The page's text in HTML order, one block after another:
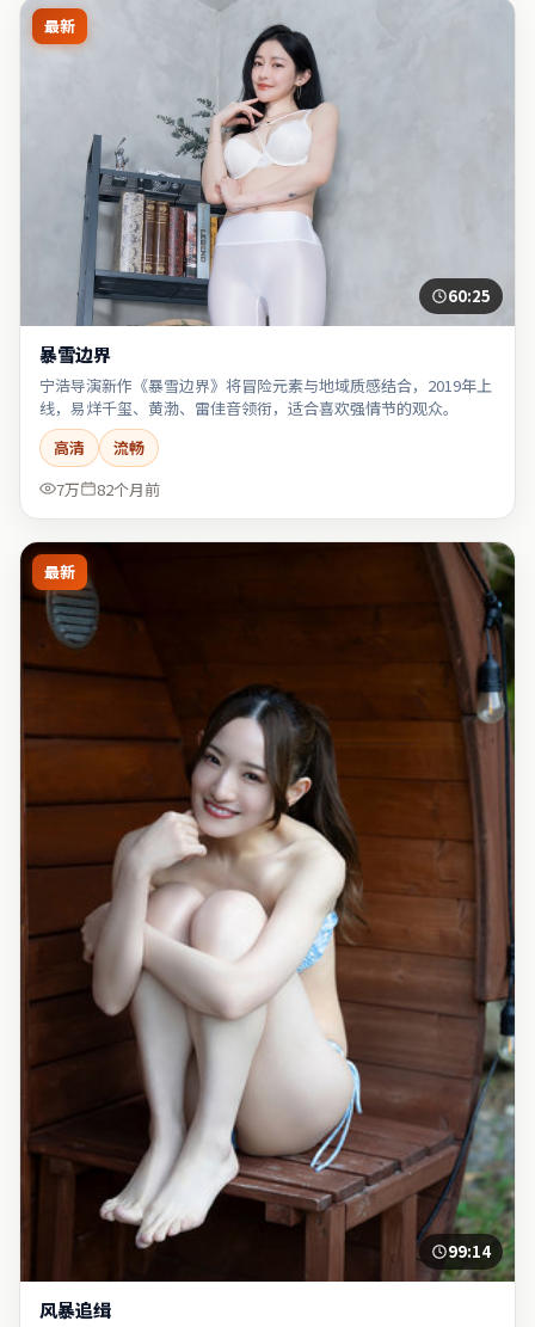
最新
60:25
暴雪边界
宁浩导演新作《暴雪边界》将冒险元素与地域质感结合，2019年上
线，易烊千玺、黄渤、雷佳音领衔，适合喜欢强情节的观众。
高清
流畅
7万
82个月前
最新
99:14
风暴追缉